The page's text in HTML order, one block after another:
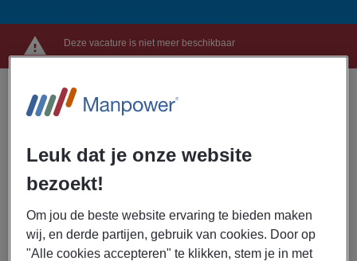
Deze vacature is niet meer beschikbaar
Dit ga je doen
Als Leerling allround medewerker leer jij het vak in de
een brutosalaris tot € 20,- per uur en ontvang reiskosten. 💪
Je gaat direct op contract bij de opdrachtgever en werkt
aan afwisselende projecten binnen en buiten. 👉 Start
jouw nieuwe carrière en solliciteer nu!
Leuk dat je onze website
bezoekt!
Om jou de beste website ervaring te bieden maken
wij, en derde partijen, gebruik van cookies. Door op
"Alle cookies accepteren" te klikken, stem je in met